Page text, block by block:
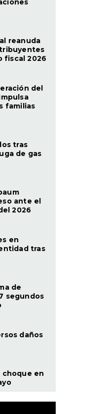
reanuda
fiscal 2026
del
familias
tras
de gas
ante el
2026
en
tras
de
segundos
daños
choque en